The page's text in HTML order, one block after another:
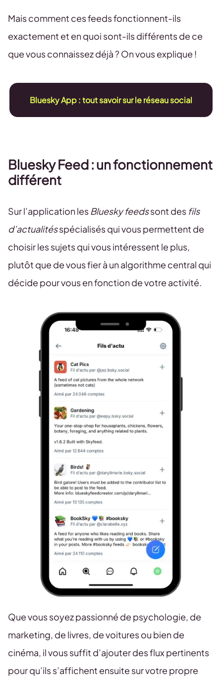
Mais comment ces feeds fonctionnent-ils
exactement et en quoi sont-ils différents de ce
que vous connaissez déjà ? On vous explique !
Bluesky App : tout savoir sur le réseau social
Bluesky Feed : un fonctionnement
différent
Sur l’application les Bluesky feedssont des fils
d’actualitésspécialisés qui vous permettent de
choisir les sujets qui vous intéressent le plus,
plutôt que de vous fier à un algorithme central qui
décide pour vous en fonction de votre activité.
Que vous soyez passionné de psychologie, de
marketing, de livres, de voitures ou bien de
cinéma, il vous suffit d’ajouter des flux pertinents
pour qu’ils s’affichent ensuite sur votre propre